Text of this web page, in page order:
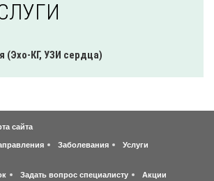
(Эхо-КГ, УЗИ сердца)
сайта
Заболевания
Услуги
Задать вопрос специалисту Акции